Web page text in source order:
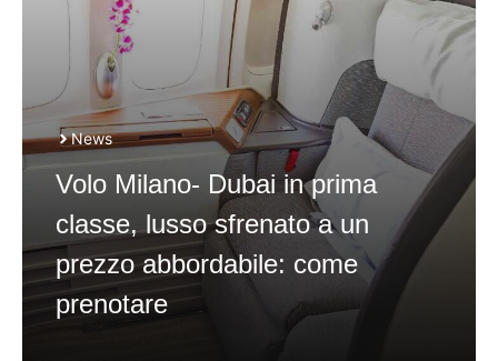
News
Volo Milano- Dubai in prima
classe, lusso sfrenato a un
prezzo abbordabile: come
prenotare